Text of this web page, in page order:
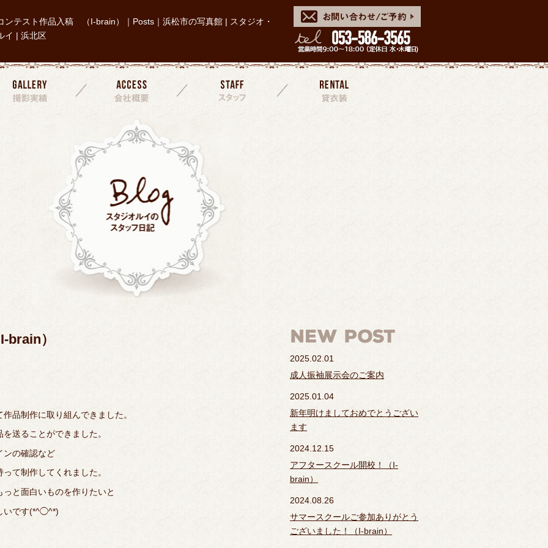
ンテスト作品入稿 （I-brain）｜Posts｜浜松市の写真館 | スタジオ・
イ | 浜北区
撮影実績 会社概要 スタッフ
）
品制作に取り組んできました。
送ることができました。
ンの確認など
て制作してくれました。
と面白いものを作りたいと
いです(*^◯^*)
2025.02.01
成人振袖展示会のご案内
2025.01.04
新年明けましておめでとうござい
ます
2024.12.15
アフタースクール開校！（I-
brain）
2024.08.26
サマースクールご参加ありがとう
ございました！（I-brain）